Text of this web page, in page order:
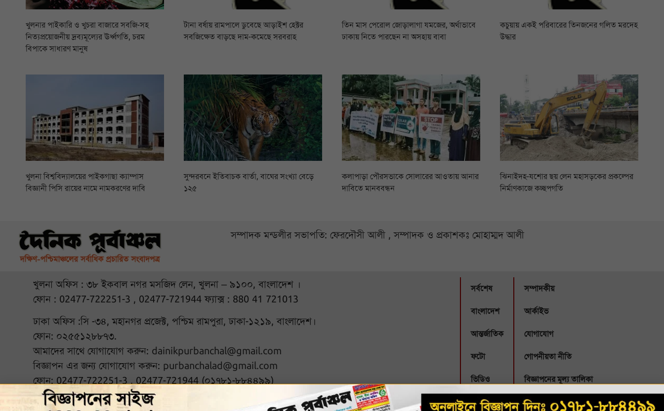
খুলনার পাইকারি ও খুচরা বাজারে সবজি-সহ
নিত্যপ্রয়োজনীয় দ্রব্যমূল্যের ঊর্ধ্বগতি, চরম
বিপাকে সাধারণ মানুষ
টানা বর্ষায় রামপালে ডুবেছে আড়াইশ হেক্টর
সবজিক্ষেত বাড়ছে দাম-কমেছে সরবরাহ
তিন মাস পেরোল জোড়ালাগা যমজের, অর্থাভাবে
ঢাকায় নিতে পারছেন না অসহায় বাবা
কচুয়ায় একই পরিবারের তিনজনের গলিত মরদেহ
উদ্ধার
খুলনা বিশ্ববিদ্যালয়ের পাইকগাছা ক্যাম্পাস
বিজ্ঞানী পিসি রায়ের নামে নামকরণের দাবি
সুন্দরবনে ইতিবাচক বার্তা, বাঘের সংখ্যা বেড়ে
১২৫
কলাপাড়া পৌরসভাকে সোলারের আওতায় আনার
দাবিতে মানববন্ধন
ঝিনাইদহ-যশোর ছয় লেন মহাসড়কের প্রকল্পের
নির্মাণকাজে কচ্ছপগতি
সম্পাদক মন্ডলীর সভাপতি: ফেরদৌসী আলী , সম্পাদক ও প্রকাশকঃ মোহাম্মদ আলী
খুলনা অফিস : ৩৮ ইকবাল নগর মসজিদ লেন, খুলনা – ৯১০০, বাংলাদেশ ।
ফোন : 02477-722251-3 , 02477-721944 ফ্যাক্স : 880 41 721013
ঢাকা অফিস :সি -৩৪, মহানগর প্রজেক্ট, পশ্চিম রামপুরা, ঢাকা-১২১৯, বাংলাদেশ।
ফোন: ০২৫৫১২৮৮৭৩.
আমাদের সাথে যোগাযোগ করুন: dainikpurbanchal@gmail.com
বিজ্ঞাপন এর জন্য যোগাযোগ করুন: purbanchalad@gmail.com
ফোন: 02477-722251-3 , 02477-721944 (০১৭৮১-৮৮৪৪৯৯)
আমাদের সঙ্গে থাকুন :
সর্বশেষ
বাংলাদেশ
আন্তর্জাতিক
ফটো
ভিডিও
সম্পাদকীয়
আর্কাইভ
যোগাযোগ
গোপনীয়তা নীতি
বিজ্ঞাপনের মূল্য তালিকা